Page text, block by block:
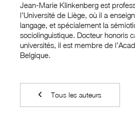
Jean-Marie Klinkenberg est
l’Université de Liège, où il a
langage, et spécialement la
sociolinguistique. Docteur honoris
universités, il est membre de
Belgique.
Tous les auteurs